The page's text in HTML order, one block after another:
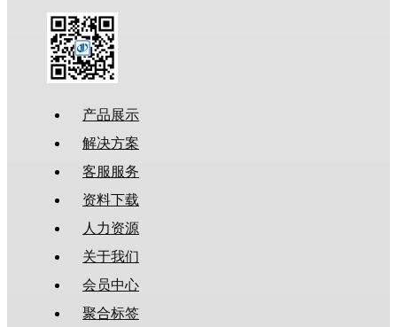
产品展示
解决方案
客服服务
资料下载
人力资源
关于我们
会员中心
聚合标签